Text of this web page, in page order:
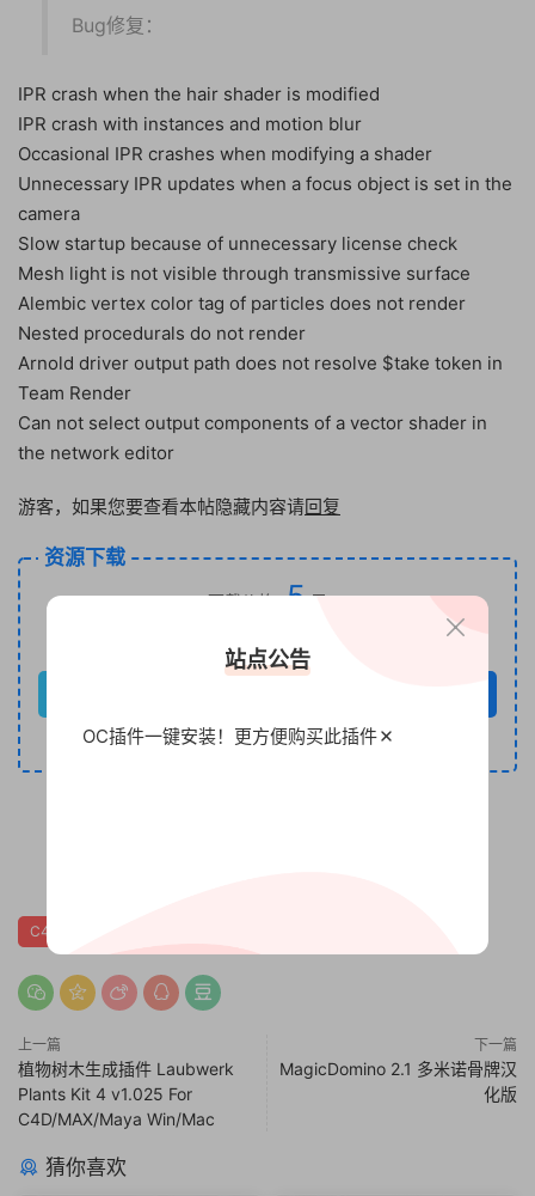
Bug修复：
IPR crash when the hair shader is modified
IPR crash with instances and motion blur
Occasional IPR crashes when modifying a shader
Unnecessary IPR updates when a focus object is set in the
camera
Slow startup because of unnecessary license check
Mesh light is not visible through transmissive surface
Alembic vertex color tag of particles does not render
Nested procedurals do not render
Arnold driver output path does not resolve $take token in
Team Render
Can not select output components of a vector shader in
the network editor
游客，如果您要查看本帖隐藏内容请回复
资源下载
下载价格 5元
下单如有疑问咨询客服QQ：794320719
C4D
上一篇
植物树木生成插件 Laubwerk
Plants Kit 4 v1.025 For
C4D/MAX/Maya Win/Mac
下一篇
MagicDomino 2.1 多米诺骨牌汉
化版
猜你喜欢
站点公告
OC插件一键安装！更方便购买此插件